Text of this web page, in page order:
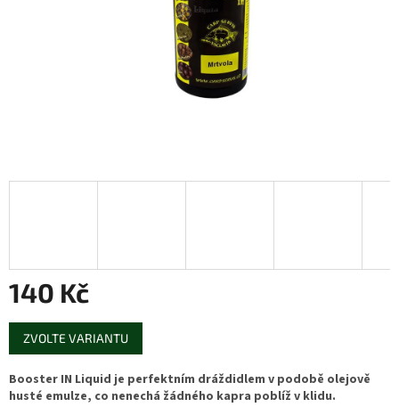
140 Kč
Měrná
cena:
ZVOLTE VARIANTU
Booster IN Liquid je perfektním dráždidlem v podobě olejově
husté emulze, co nenechá žádného kapra poblíž v klidu.